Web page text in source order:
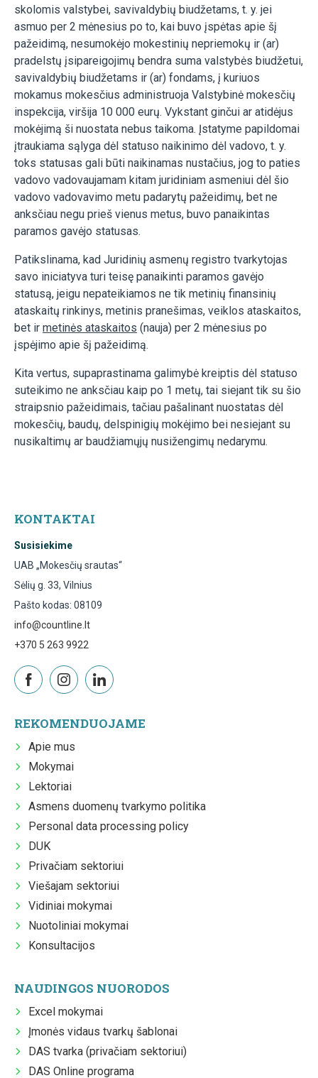
skolomis valstybei, savivaldybių biudžetams, t. y. jei
asmuo per 2 mėnesius po to, kai buvo įspėtas apie šį
pažeidimą, nesumokėjo mokestinių nepriemokų ir (ar)
pradelstų įsipareigojimų bendra suma valstybės biudžetui,
savivaldybių biudžetams ir (ar) fondams, į kuriuos
mokamus mokesčius administruoja Valstybinė mokesčių
inspekcija, viršija 10 000 eurų. Vykstant ginčui ar atidėjus
mokėjimą ši nuostata nebus taikoma. Įstatyme papildomai
įtraukiama sąlyga dėl statuso naikinimo dėl vadovo, t. y.
toks statusas gali būti naikinamas nustačius, jog to paties
vadovo vadovaujamam kitam juridiniam asmeniui dėl šio
vadovo vadovavimo metu padarytų pažeidimų, bet ne
anksčiau negu prieš vienus metus, buvo panaikintas
paramos gavėjo statusas.
Patikslinama, kad Juridinių asmenų registro tvarkytojas
savo iniciatyva turi teisę panaikinti paramos gavėjo
statusą, jeigu nepateikiamos ne tik metinių finansinių
ataskaitų rinkinys, metinis pranešimas, veiklos ataskaitos,
bet ir metinės ataskaitos (nauja) per 2 mėnesius po
įspėjimo apie šį pažeidimą.
Kita vertus, supaprastinama galimybė kreiptis dėl statuso
suteikimo ne anksčiau kaip po 1 metų, tai siejant tik su šio
straipsnio pažeidimais, tačiau pašalinant nuostatas dėl
mokesčių, baudų, delspinigių mokėjimo bei nesiejant su
nusikaltimų ar baudžiamųjų nusižengimų nedarymu.
KONTAKTAI
Susisiekime
UAB „Mokesčių srautas“
Sėlių g. 33, Vilnius
Pašto kodas: 08109
info@countline.lt
+370 5 263 9922
REKOMENDUOJAME
Apie mus
Mokymai
Lektoriai
Asmens duomenų tvarkymo politika
Personal data processing policy
DUK
Privačiam sektoriui
Viešajam sektoriui
Vidiniai mokymai
Nuotoliniai mokymai
Konsultacijos
NAUDINGOS NUORODOS
Excel mokymai
Įmonės vidaus tvarkų šablonai
DAS tvarka (privačiam sektoriui)
DAS Online programa